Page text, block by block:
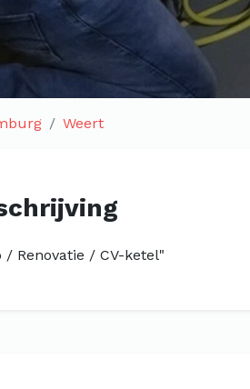
Weert
/ Renovatie / CV-ketel"